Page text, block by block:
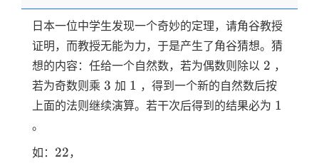
日本一位中学生发现一个奇妙的定理，请角谷教授
证明，而教授无能为力，于是产生了角谷猜想。猜
想的内容：任给一个自然数，若为偶数则除以 2
2 ，
若为奇数则乘 3
3 加 1
1 ，得到一个新的自然数后按
上面的法则继续演算。若干次后得到的结果必为 1
1
。
如： 22
22，